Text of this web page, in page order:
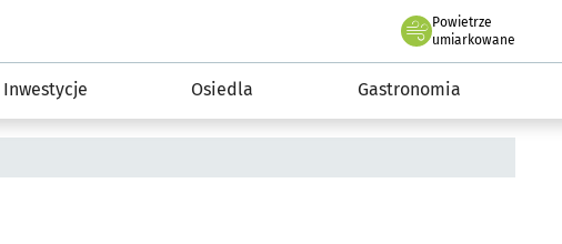
Dla mieszkańca
Powietrze
we Wrocławiu
umiarkowane
Inwestycje Osiedla Gastronomia